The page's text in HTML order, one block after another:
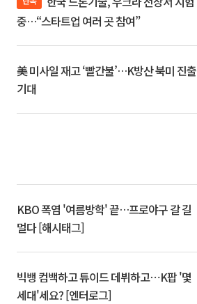
중…“스타트업 여러 곳 참여”
美 미사일 재고 ‘빨간불’…K방산 북미 진출
기대
KBO 폭염 '여름방학' 끝…프로야구 갈 길
멀다 [해시태그]
빅뱅 컴백하고 튜이드 데뷔하고⋯K팝 '몇
세대'세요? [엔터로그]